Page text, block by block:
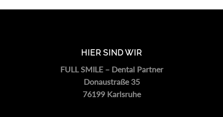
HIER SIND WIR
FULL SMILE – Dental Partner
Donaustraße 35
76199 Karlsruhe